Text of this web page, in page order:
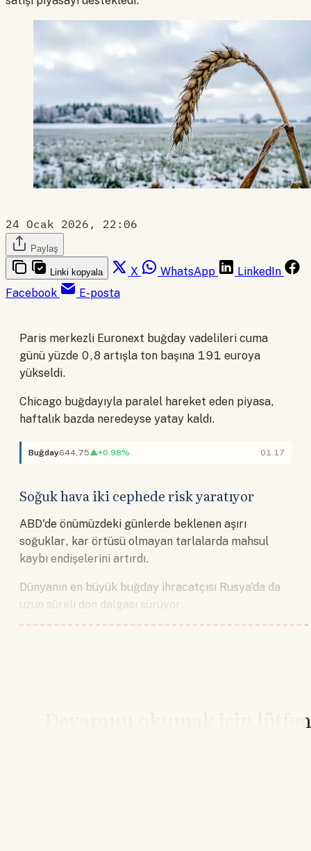
24 Ocak 2026, 22:06
Paylaş
Linki kopyala X WhatsApp
LinkedIn
Facebook
E-posta
Paris merkezli Euronext buğday vadelileri cuma
günü yüzde 0,8 artışla ton başına 191 euroya
yükseldi.
Chicago buğdayıyla paralel hareket eden piyasa,
haftalık bazda neredeyse yatay kaldı.
Buğday644,75▲+0.98% 01.17
Soğuk hava iki cephede risk yaratıyor
ABD'de önümüzdeki günlerde beklenen aşırı
soğuklar, kar örtüsü olmayan tarlalarda mahsul
kaybı endişelerini artırdı.
Dünyanın en büyük buğday ihracatçısı Rusya'da da
uzun süreli don dalgası sürüyor.
Devamını okumak için lütfen